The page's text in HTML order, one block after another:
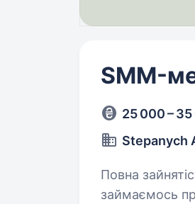
SMM-
25 000 –
Stepanych
Повна зайнятість.
займаємось